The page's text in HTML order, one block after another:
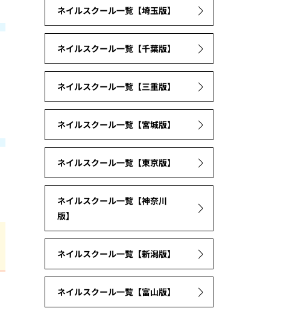
ネイルスクール一覧【埼玉版】
ネイルスクール一覧【千葉版】
ネイルスクール一覧【三重版】
ネイルスクール一覧【宮城版】
ネイルスクール一覧【東京版】
ネイルスクール一覧【神奈川
版】
ネイルスクール一覧【新潟版】
ネイルスクール一覧【富山版】